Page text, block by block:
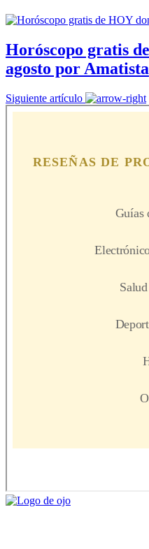
Horóscopo gratis
agosto por Amatista
Siguiente artículo